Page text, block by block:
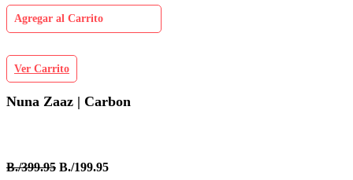
Agregar al Carrito
Ver Carrito
Nuna Zaaz | Carbon
B./399.95 B./199.95